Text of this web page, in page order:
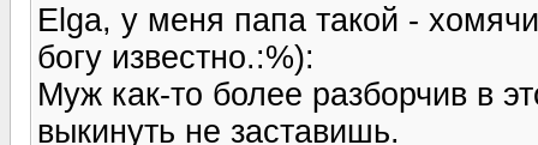
Elga, у меня папа такой -
богу известно.:%):
Муж как-то более разборчив в
выкинуть не заставишь.